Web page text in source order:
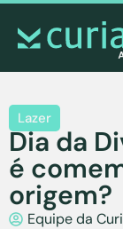
Lazer
Dia da
é
origem?
Equipe da